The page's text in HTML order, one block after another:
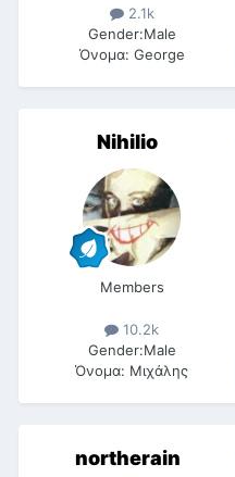
2.1k
Gender:Male
Όνομα: George
Nihilio
Members
10.2k
Gender:Male
Όνομα: Μιχάλης
northerain